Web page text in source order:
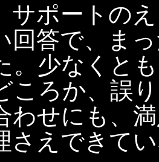
ポートの
回答で、ま
。少なくと
ころか、誤
わせにも、
さえできて